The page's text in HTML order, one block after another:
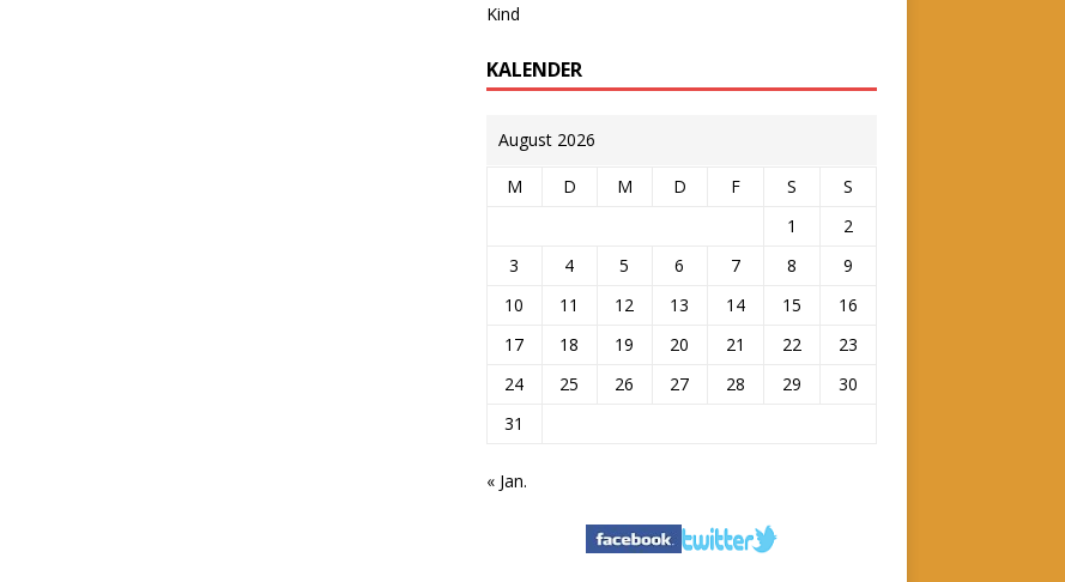
Kind
KALENDER
August 2026
M D M D F S
S
1
2
3
4 5 6 7 8
9
10
11 12 13 14 15
16
17
18 19 20 21 22
23
24
25 26 27 28 29
30
31
« Jan.